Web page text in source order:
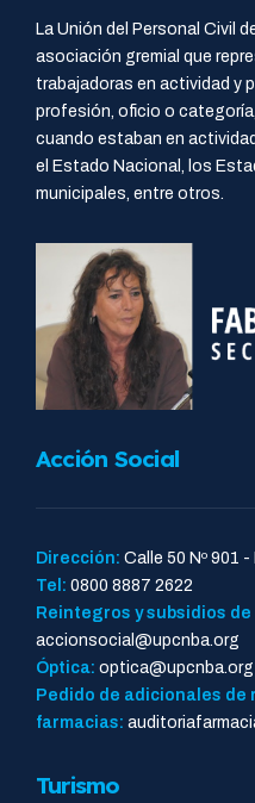
La Unión del Personal Civil
asociación gremial que
trabajadoras en actividad y
profesión, oficio o
cuando estaban en
el Estado Nacional, los
municipales, entre otros.
Acción Social
Dirección: Calle 50 Nº 901
Tel: 0800 8887 2622
Reintegros y subsidios
accionsocial@upcnba.org
Óptica: optica@upcnba.org
Pedido de adicionales
farmacias:
Turismo